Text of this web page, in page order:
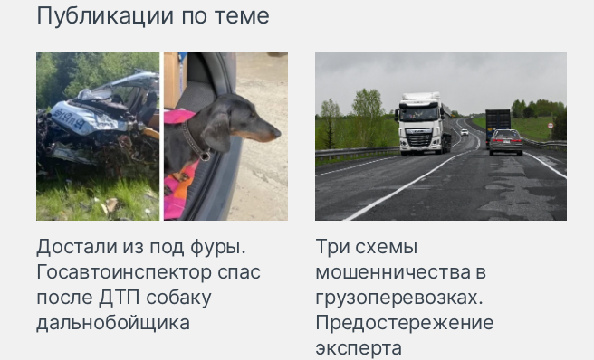
Публикации по теме
Достали из под фуры.
Госавтоинспектор спас
после ДТП собаку
дальнобойщика
Три схемы
мошенничества в
грузоперевозках.
Предостережение
эксперта